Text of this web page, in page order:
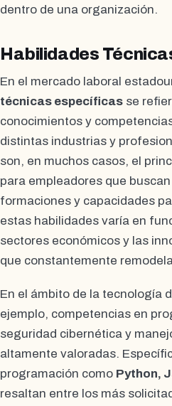
dentro de una organización.
Habilidades
En el mercado laboral
técnicas específicas se
conocimientos y
distintas industrias y
son, en muchos casos, el
para empleadores que
formaciones y capacidades
estas habilidades varía en
sectores económicos y las
que constantemente
En el ámbito de la tecnología
ejemplo, competencias en
seguridad cibernética y
altamente valoradas.
programación como Python,
resaltan entre los más